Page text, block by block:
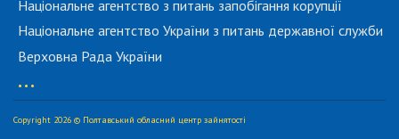
Національне агентство з питань запобігання корупції
Національне агентство України з питань державної служби
Верховна Рада України
...
Copyright 2026 © Полтавський обласний центр зайнятості